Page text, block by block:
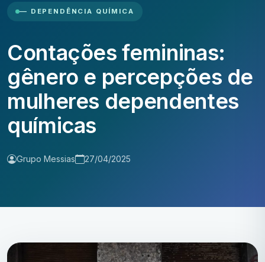
— DEPENDÊNCIA QUÍMICA
Contações femininas:
gênero e percepções de
mulheres dependentes
químicas
Grupo Messias 27/04/2025